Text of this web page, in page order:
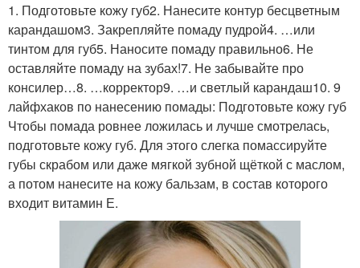
1. Подготовьте кожу губ2. Нанесите контур бесцветным
карандашом3. Закрепляйте помаду пудрой4. …или
тинтом для губ5. Наносите помаду правильно6. Не
оставляйте помаду на зубах!7. Не забывайте про
консилер…8. …корректор9. …и светлый карандаш10. 9
лайфхаков по нанесению помады: Подготовьте кожу губ
Чтобы помада ровнее ложилась и лучше смотрелась,
подготовьте кожу губ. Для этого слегка помассируйте
губы скрабом или даже мягкой зубной щёткой с маслом,
а потом нанесите на кожу бальзам, в состав которого
входит витамин Е.